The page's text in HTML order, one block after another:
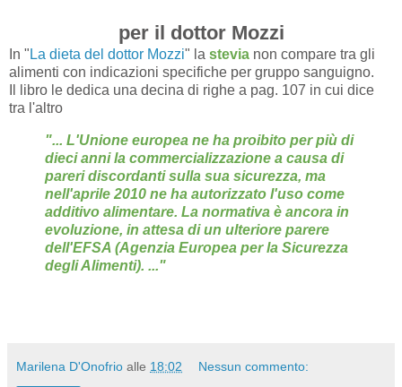
per il dottor Mozzi
In " La dieta del dottor Mozzi" la stevia non compare tra gli
alimenti con indicazioni specifiche per gruppo sanguigno.
Il libro le dedica una decina di righe a pag. 107 in cui dice
tra l'altro
"... L'Unione europea ne ha proibito per più di
dieci anni la commercializzazione a causa di
pareri discordanti sulla sua sicurezza, ma
nell'aprile 2010 ne ha autorizzato l'uso come
additivo alimentare. La normativa è ancora in
evoluzione, in attesa di un ulteriore parere
dell'EFSA (Agenzia Europea per la Sicurezza
degli Alimenti). ..."
Marilena D'Onofrio alle 18:02 Nessun commento: